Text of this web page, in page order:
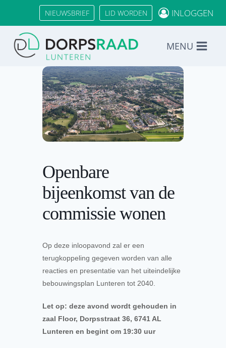
inhoud
NIEUWSBRIEF LID WORDEN INLOGGEN
MENU
Openbare
bijeenkomst van de
commissie wonen
Op deze inloopavond zal er een
terugkoppeling gegeven worden van alle
reacties en presentatie van het uiteindelijke
bebouwingsplan Lunteren tot 2040.
Let op: deze avond wordt gehouden in
zaal Floor, Dorpsstraat 36, 6741 AL
Lunteren en begint om 19:30 uur